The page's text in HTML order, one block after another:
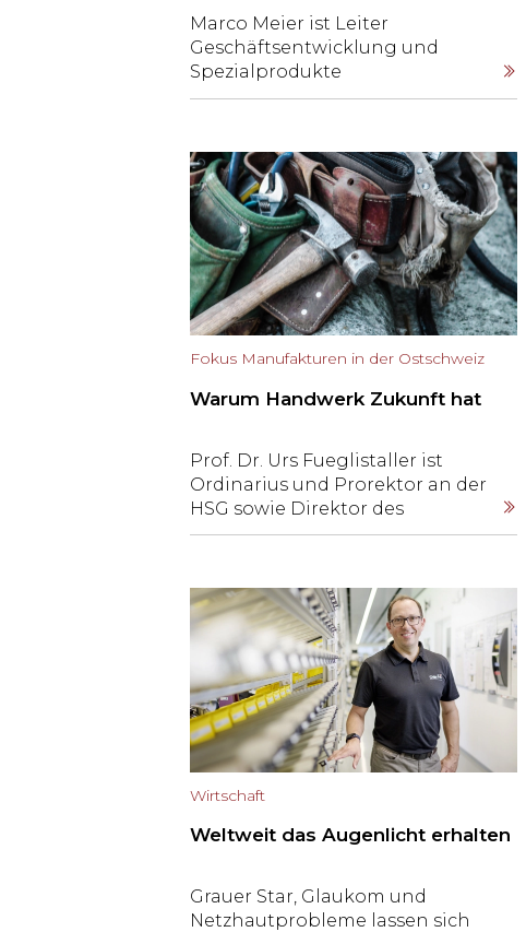
Marco Meier ist Leiter
Geschäftsentwicklung und
Spezialprodukte
Firmenkunden bei Raiffeisen
Kaufkraft auf KMU auswirken –
und wie diese die Effekte
abfedern können.
Fokus Manufakturen in der Ostschweiz
Warum Handwerk Zukunft hat
Prof. Dr. Urs Fueglistaller ist
Ordinarius und Prorektor an der
HSG sowie Direktor des
Schweizerischen Instituts für
HSG). Seine
Forschungsschwerpunkte sind
konsistente Kundenorientierung,
Führungskompetenz und
Ästhetik im Kontext «KMU». Er
ahnt, warum Handwerk Zukunft
hat – und welche Faktoren es
braucht, damit ein
Manufakturbetrieb erfolgreich
Wirtschaft
Weltweit das Augenlicht erhalten
Grauer Star, Glaukom und
Netzhautprobleme lassen sich